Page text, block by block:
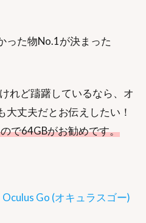
った物No.1が決まった
れど躊躇しているなら、オ
丈夫だとお伝えしたい！
で64GBがお勧めです。
Oculus Go (オキュラスゴー)